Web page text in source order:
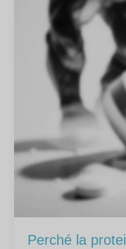
Perché la